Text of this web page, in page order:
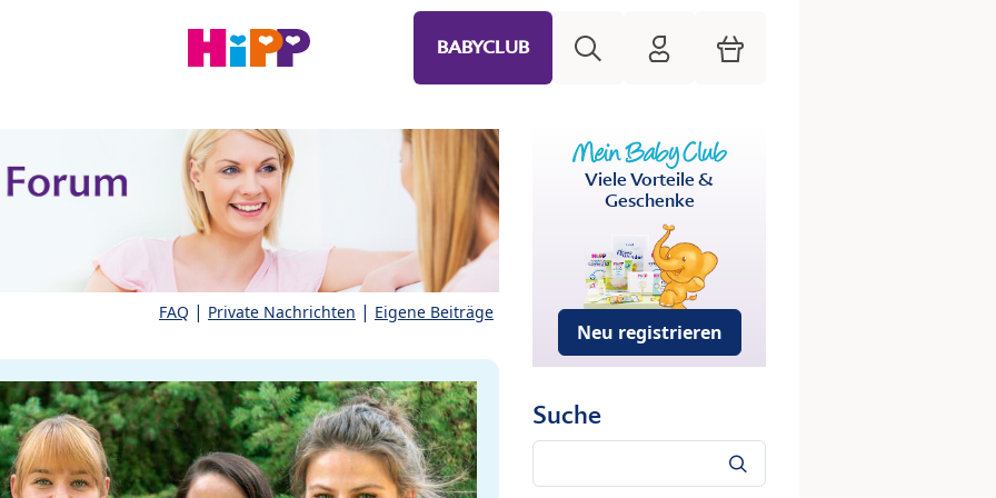
BABYCLUB HiPP Mein Babyclub
Warenkorb
FAQ | Private Nachrichten | Eigene Beiträge
Viele Vorteile &
Geschenke
Neu registrieren
Suche